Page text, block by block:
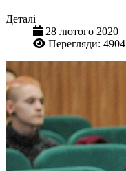
Деталі
28 лютого 2020
Перегляди: 4904